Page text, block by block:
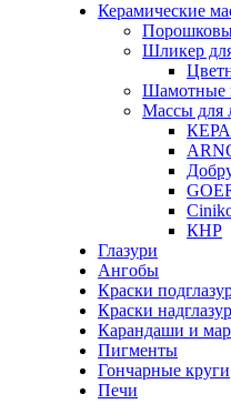
Керамические
Шликер
Шамотные
Массы для
КНР
Глазури
Ангобы
Краски
Краски
Карандаши и
Пигменты
Гончарные круги
Печи